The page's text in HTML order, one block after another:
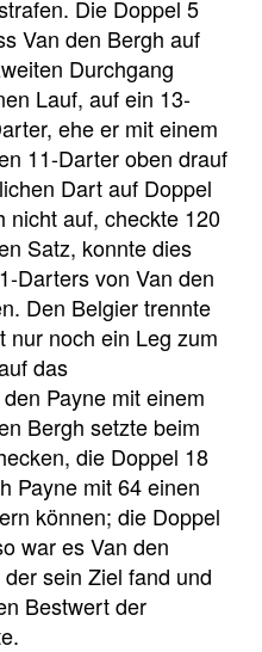
Die Doppel 5
Van den Bergh auf
Durchgang
Lauf, auf ein 13-
ehe er mit einem
11-Darter oben drauf
Dart auf Doppel
nicht auf, checkte 120
Satz, konnte dies
Darters von Van den
Den Belgier trennte
nur noch ein Leg zum
das
Payne mit einem
Bergh setzte beim
die Doppel 18
Payne mit 64 einen
können; die Doppel
war es Van den
sein Ziel fand und
Bestwert der